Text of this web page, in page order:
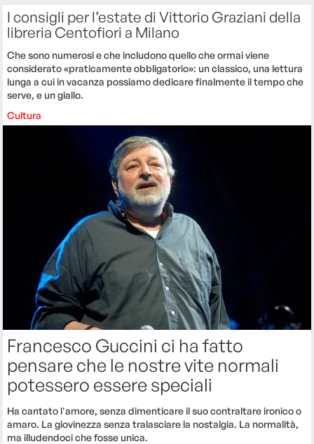
I consigli per l’estate di Vittorio Graziani della
libreria Centofiori a Milano
Che sono numerosi e che includono quello che ormai viene
considerato «praticamente obbligatorio»: un classico, una lettura
lunga a cui in vacanza possiamo dedicare finalmente il tempo che
serve, e un giallo.
Cultura
Francesco Guccini ci ha fatto
pensare che le nostre vite normali
potessero essere speciali
Ha cantato l'amore, senza dimenticare il suo contraltare ironico o
amaro. La giovinezza senza tralasciare la nostalgia. La normalità,
ma illudendoci che fosse unica.